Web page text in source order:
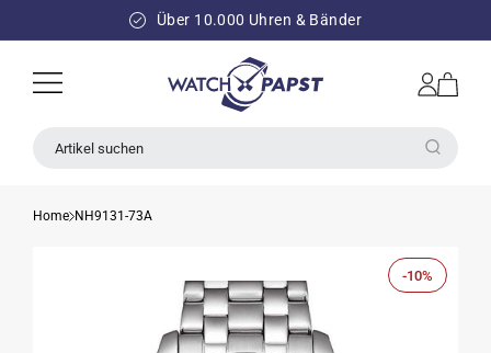
INHALT
Über 10.000 Uhren & Bänder
Einloggen
Warenkorb
Artikel suchen
Home NH9131-73A
-10%